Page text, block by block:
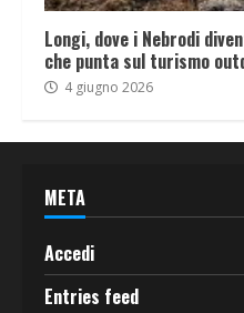
Longi, dove i Nebrodi
che punta sul turismo
4 giugno 2026
META
Accedi
Entries feed